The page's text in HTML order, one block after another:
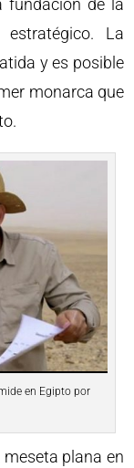
La
y es posible
monarca que
en Egipto por
meseta plana en